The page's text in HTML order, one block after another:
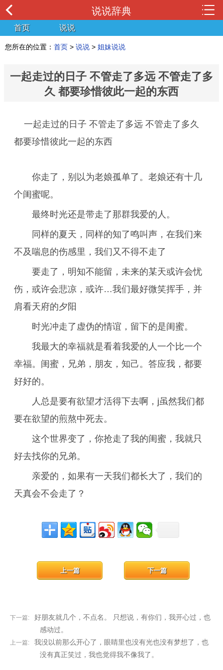
说说辞典
首页 说说
您所在的位置： 首页 > 说说 > 姐妹说说
一起走过的日子 不管走了多远 不管走了多
久 都要珍惜彼此一起的东西
一起走过的日子 不管走了多远 不管走了多久
都要珍惜彼此一起的东西
你走了，别以为老娘孤单了。老娘还有十几
个闺蜜呢。
最终时光还是带走了那群我爱的人。
同样的夏天，同样的知了鸣叫声，在我们来
不及喘息的伤感里，我们又不得不走了
要走了，明知不能留，未来的某天或许会忧
伤，或许会悲凉，或许…我们最好微笑挥手，并
肩看天府的夕阳
时光冲走了虚伪的情谊，留下的是闺蜜。
我最大的幸福就是看着我爱的人一个比一个
幸福。闺蜜，兄弟，朋友，知己。答应我，都要
好好的。
人总是要有欲望才活得下去啊，j虽然我们都
要在欲望的煎熬中死去。
这个世界变了，你抢走了我的闺蜜，我就只
好去找你的兄弟。
亲爱的，如果有一天我们都长大了，我们的
天真会不会走了？
下一篇:
好朋友就几个，不点名。 只想说，有你们，我开心过，也
感动过。
下一篇
上一篇:
我没以前那么开心了，眼睛里也没有光也没有梦想了，也
没有真正笑过，我也觉得我不像我了。
上一篇